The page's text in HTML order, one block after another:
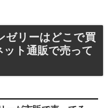
ゼリーはどこで買
ト通販で売って